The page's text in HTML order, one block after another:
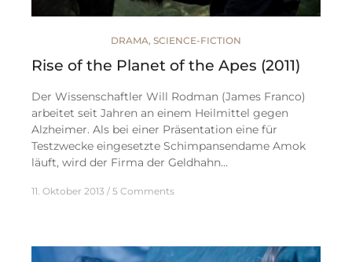
DRAMA, SCIENCE-FICTION
Rise of the Planet of the Apes (2011)
Der Wissenschaftler Will Rodman (James Franco)
arbeitet seit Jahren an einem Heilmittel gegen
Alzheimer. Als bei einer Präsentation eine für
Testzwecke eingesetzte Schimpansendame Amok
läuft, wird der Firma der Geldhahn…
11. Oktober 2013 5 Comments